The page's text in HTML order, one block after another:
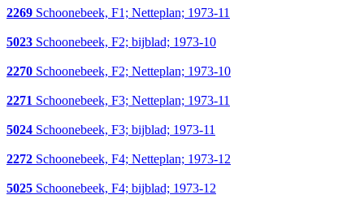
2269 Schoonebeek, F1; Netteplan; 1973-11
5023 Schoonebeek, F2; bijblad; 1973-10
2270 Schoonebeek, F2; Netteplan; 1973-10
2271 Schoonebeek, F3; Netteplan; 1973-11
5024 Schoonebeek, F3; bijblad; 1973-11
2272 Schoonebeek, F4; Netteplan; 1973-12
5025 Schoonebeek, F4; bijblad; 1973-12